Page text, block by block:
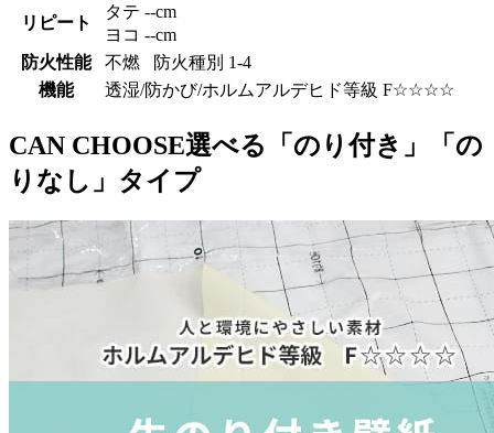
リピート
タテ --cm
ヨコ --cm
防火性能
不燃 防火種別 1-4
機能
透湿/防かび/ホルムアルデヒド等級 F☆☆☆☆
CAN CHOOSE選べる「のり付き」「の
りなし」タイプ